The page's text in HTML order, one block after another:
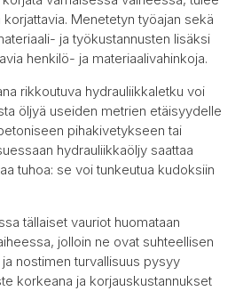
korjattavia. Menetetyn työajan sekä
ja työkustannusten lisäksi
henkilö- ja materiaalivahinkoja.
rikkoutuva hydrauliikkaletku voi
öljyä useiden metrien etäisyydelle
pihakivetykseen tai
hydrauliikkaöljy saattaa
tuhoa: se voi tunkeutua kudoksiin
tällaiset vauriot huomataan
jolloin ne ovat suhteellisen
nostimen turvallisuus pysyy
korkeana ja korjauskustannukset